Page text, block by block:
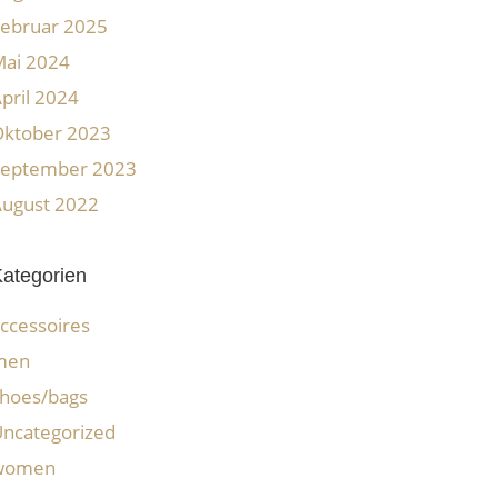
2025
2024
2024
2023
2023
2022
bags